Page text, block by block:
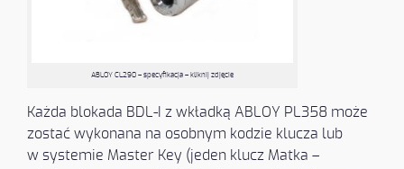
ABLOY CL290 – specyfikacja – kliknij zdjęcie
Każda blokada BDL-I z wkładką ABLOY PL358 może
zostać wykonana na osobnym kodzie klucza lub
w systemie Master Key (jeden klucz Matka –